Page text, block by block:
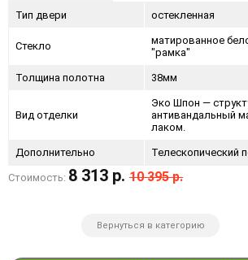
Тип двери остекленная
Стекло
матированное
"рамка"
Толщина полотна 38мм
Вид отделки
Эко Шпон —
антивандальный
лаком.
Дополнительно Телескопический
Стоимость: 8 313 р. 10 395 р.
Вернуться в категорию